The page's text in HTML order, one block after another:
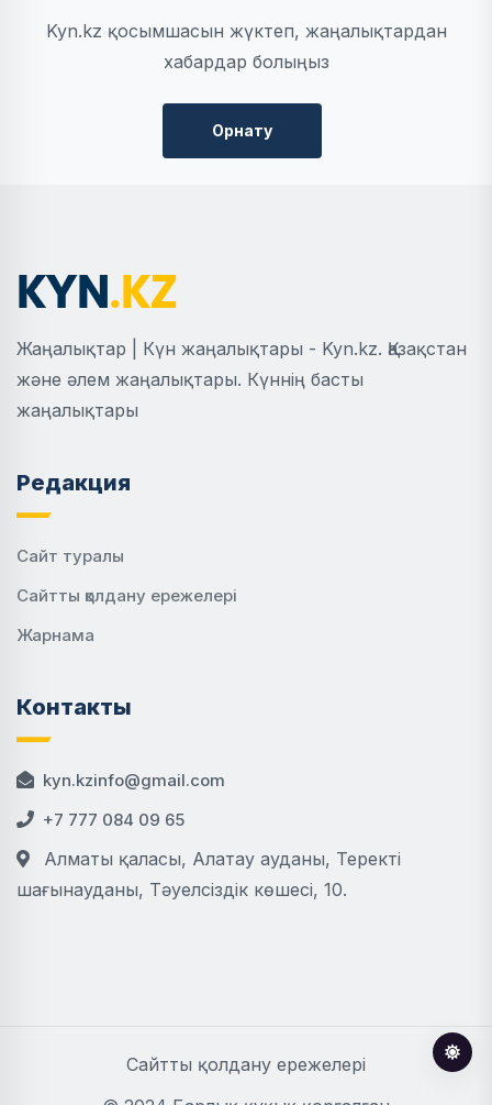
Kyn.kz қосымшасын жүктеп, жаңалықтардан
хабардар болыңыз
Орнату
Жаңалықтар | Күн жаңалықтары - Kyn.kz. Қазақстан
және әлем жаңалықтары. Күннің басты
жаңалықтары
Редакция
Сайт туралы
Сайтты қолдану ережелері
Жарнама
Контакты
kyn.kzinfo@gmail.com
+7 777 084 09 65
Алматы қаласы, Алатау ауданы, Теректі
шағынауданы, Тәуелсіздік көшесі, 10.
Сайтты қолдану ережелері